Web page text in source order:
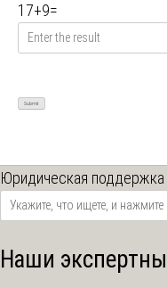
17+9=
Юридическая поддержка
Наши